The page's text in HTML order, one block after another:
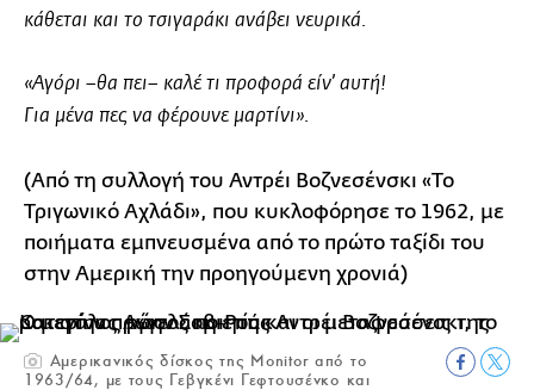
κάθεται και το τσιγαράκι ανάβει νευρικά.
«Αγόρι –θα πει– καλέ τι προφορά είν’ αυτή!
Για μένα πες να φέρουνε μαρτίνι».
(Από τη συλλογή του Αντρέι Βοζνεσένσκι «Το
Τριγωνικό Αχλάδι», που κυκλοφόρησε το 1962, με
ποιήματα εμπνευσμένα από το πρώτο ταξίδι του
στην Αμερική την προηγούμενη χρονιά)
Αμερικανικός δίσκος της Monitor από το
1963/64, με τους Γεβγκένι Γεφτουσένκο και